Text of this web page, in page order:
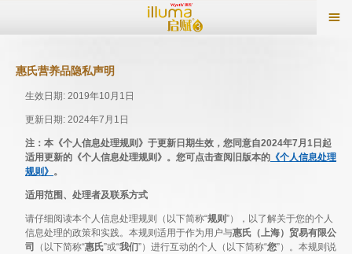
惠氏营养品隐私声明
生效日期: 2019年10月1日
更新日期: 2024年7月1日
注：本《个人信息处理规则》于更新日期生效，您同意自2024年7月1日起
适用更新的《个人信息处理规则》。您可点击查阅旧版本的 《个人信息处理
规则》 。
适用范围、处理者及联系方式
请仔细阅读本个人信息处理规则（以下简称“规则”），以了解关于您的个人
信息处理的政策和实践。本规则适用于作为用户与惠氏（上海）贸易有限公
司
（以下简称“惠氏”或“我们”）进行互动的个人（以下简称“您”）。本规则说